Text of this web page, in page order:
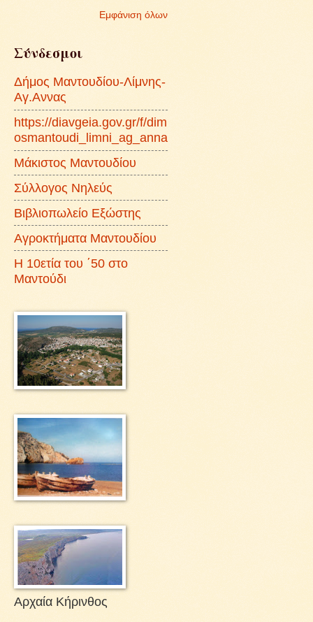
Εμφάνιση όλων
Σύνδεσμοι
Δήμος Μαντουδίου-Λίμνης-
Αγ.Αννας
https://diavgeia.gov.gr/f/dim
osmantoudi_limni_ag_anna
Μάκιστος Μαντουδίου
Σύλλογος Νηλεύς
Βιβλιοπωλείο Εξώστης
Αγροκτήματα Μαντουδίου
Η 10ετία του ΄50 στο
Μαντούδι
Αρχαία Κήρινθος